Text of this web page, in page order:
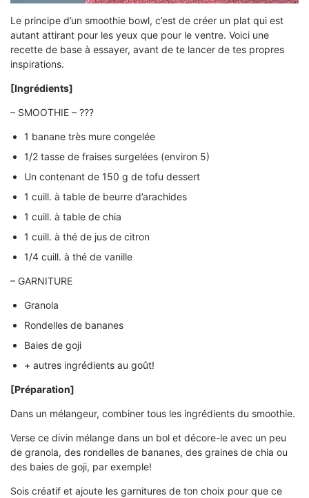
Le principe d’un smoothie bowl, c’est de créer un plat qui est
autant attirant pour les yeux que pour le ventre. Voici une
recette de base à essayer, avant de te lancer de tes propres
inspirations.
[Ingrédients]
– SMOOTHIE – ???
1 banane très mure congelée
1/2 tasse de fraises surgelées (environ 5)
Un contenant de 150 g de tofu dessert
1 cuill. à table de beurre d’arachides
1 cuill. à table de chia
1 cuill. à thé de jus de citron
1/4 cuill. à thé de vanille
– GARNITURE
Granola
Rondelles de bananes
Baies de goji
+ autres ingrédients au goût!
[Préparation]
Dans un mélangeur, combiner tous les ingrédients du smoothie.
Verse ce divin mélange dans un bol et décore-le avec un peu
de granola, des rondelles de bananes, des graines de chia ou
des baies de goji, par exemple!
Sois créatif et ajoute les garnitures de ton choix pour que ce